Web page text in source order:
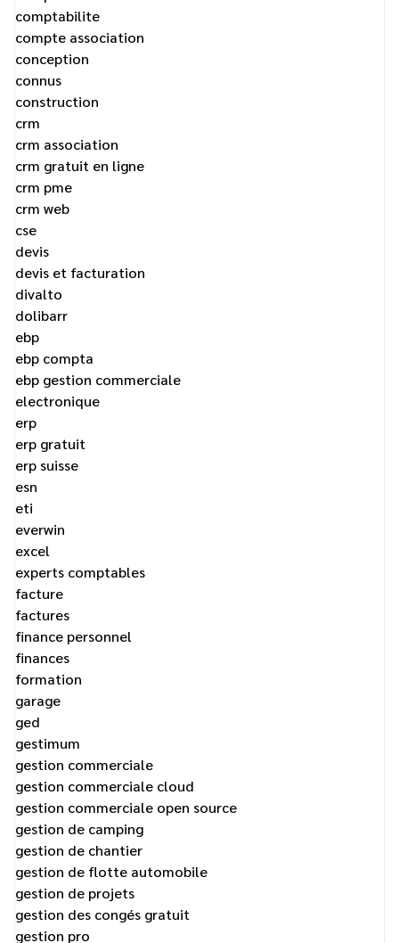
comptabilite
compte association
conception
connus
construction
crm
crm association
crm gratuit en ligne
crm pme
crm web
cse
devis
devis et facturation
divalto
dolibarr
ebp
ebp compta
ebp gestion commerciale
electronique
erp
erp gratuit
erp suisse
esn
eti
everwin
excel
experts comptables
facture
factures
finance personnel
finances
formation
garage
ged
gestimum
gestion commerciale
gestion commerciale cloud
gestion commerciale open source
gestion de camping
gestion de chantier
gestion de flotte automobile
gestion de projets
gestion des congés gratuit
gestion pro